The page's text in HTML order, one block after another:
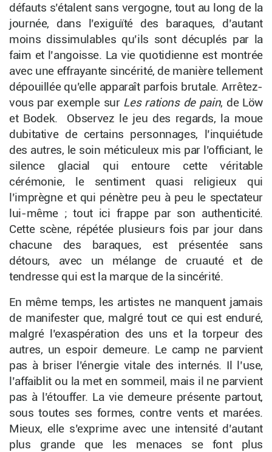
défauts s’étalent sans vergogne, tout au long de la
journée, dans l’exiguïté des baraques, d’autant
moins dissimulables qu’ils sont décuplés par la
faim et l’angoisse. La vie quotidienne est montrée
avec une effrayante sincérité, de manière tellement
dépouillée qu’elle apparaît parfois brutale. Arrêtez-
vous par exemple sur Les rations de pain, de Löw
et Bodek. Observez le jeu des regards, la moue
dubitative de certains personnages, l’inquiétude
des autres, le soin méticuleux mis par l’officiant, le
silence glacial qui entoure cette véritable
cérémonie, le sentiment quasi religieux qui
l’imprègne et qui pénètre peu à peu le spectateur
lui-même ; tout ici frappe par son authenticité.
Cette scène, répétée plusieurs fois par jour dans
chacune des baraques, est présentée sans
détours, avec un mélange de cruauté et de
tendresse qui est la marque de la sincérité.
En même temps, les artistes ne manquent jamais
de manifester que, malgré tout ce qui est enduré,
malgré l’exaspération des uns et la torpeur des
autres, un espoir demeure. Le camp ne parvient
pas à briser l’énergie vitale des internés. Il l’use,
l’affaiblit ou la met en sommeil, mais il ne parvient
pas à l’étouffer. La vie demeure présente partout,
sous toutes ses formes, contre vents et marées.
Mieux, elle s’exprime avec une intensité d’autant
plus grande que les menaces se font plus